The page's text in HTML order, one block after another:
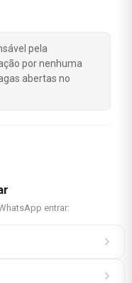
pela
por nenhuma
abertas no
entrar: